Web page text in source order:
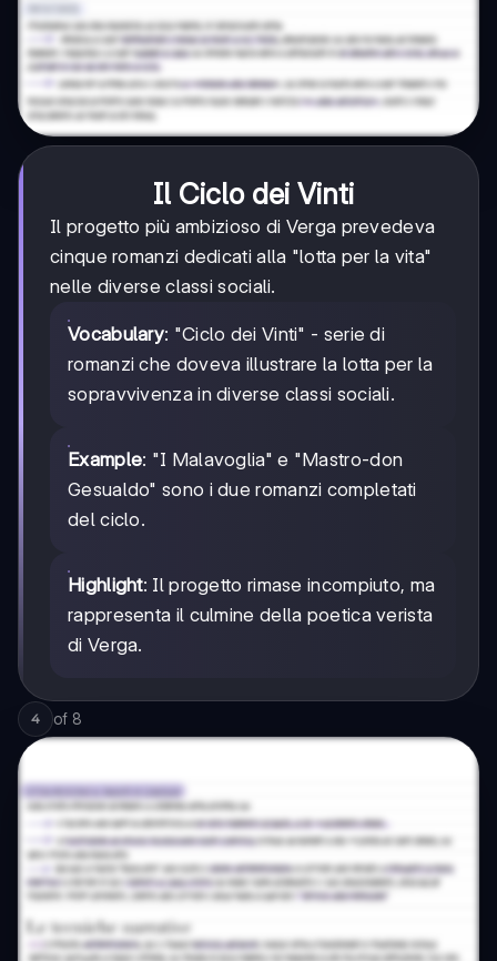
Il Ciclo dei Vinti
Il progetto più ambizioso di Verga prevedeva
cinque romanzi dedicati alla "lotta per la vita"
nelle diverse classi sociali.
Vocabulary: "Ciclo dei Vinti" - serie di
romanzi che doveva illustrare la lotta per la
sopravvivenza in diverse classi sociali.
Example: "I Malavoglia" e "Mastro-don
Gesualdo" sono i due romanzi completati
del ciclo.
Highlight: Il progetto rimase incompiuto, ma
rappresenta il culmine della poetica verista
di Verga.
4 of 8